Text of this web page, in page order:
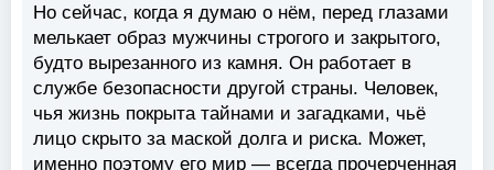
Но сейчас, когда я думаю о нём, перед глазами
мелькает образ мужчины строгого и закрытого,
будто вырезанного из камня. Он работает в
службе безопасности другой страны. Человек,
чья жизнь покрыта тайнами и загадками, чьё
лицо скрыто за маской долга и риска. Может,
именно поэтому его мир — всегда прочерченная